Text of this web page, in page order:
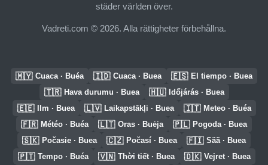
städer världen över.
Vadreti.com © 2026. Alla rättigheter förbehållna.
🇲🇾 Cuaca · Buéa 🇮🇩 Cuaca · Buea 🇪🇸 El tiempo · Buea
🇹🇷 Hava durumu · Buea 🇭🇺 Időjárás · Buea
🇪🇪 Ilm · Buea 🇱🇻 Laikapstākļi · Buea 🇮🇹 Meteo · Buéa
🇫🇷 Météo · Buéa 🇱🇹 Oras · Buėja 🇵🇱 Pogoda · Buea
🇸🇰 Počasie · Buea 🇨🇿 Počasí · Buea 🇫🇮 Sää · Buea
🇵🇹 Tempo · Buéa 🇻🇳 Thời tiết · Buea 🇩🇰 Vejret · Buea